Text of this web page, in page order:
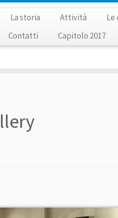
La storia Attività Le
Contatti Capitolo 2017